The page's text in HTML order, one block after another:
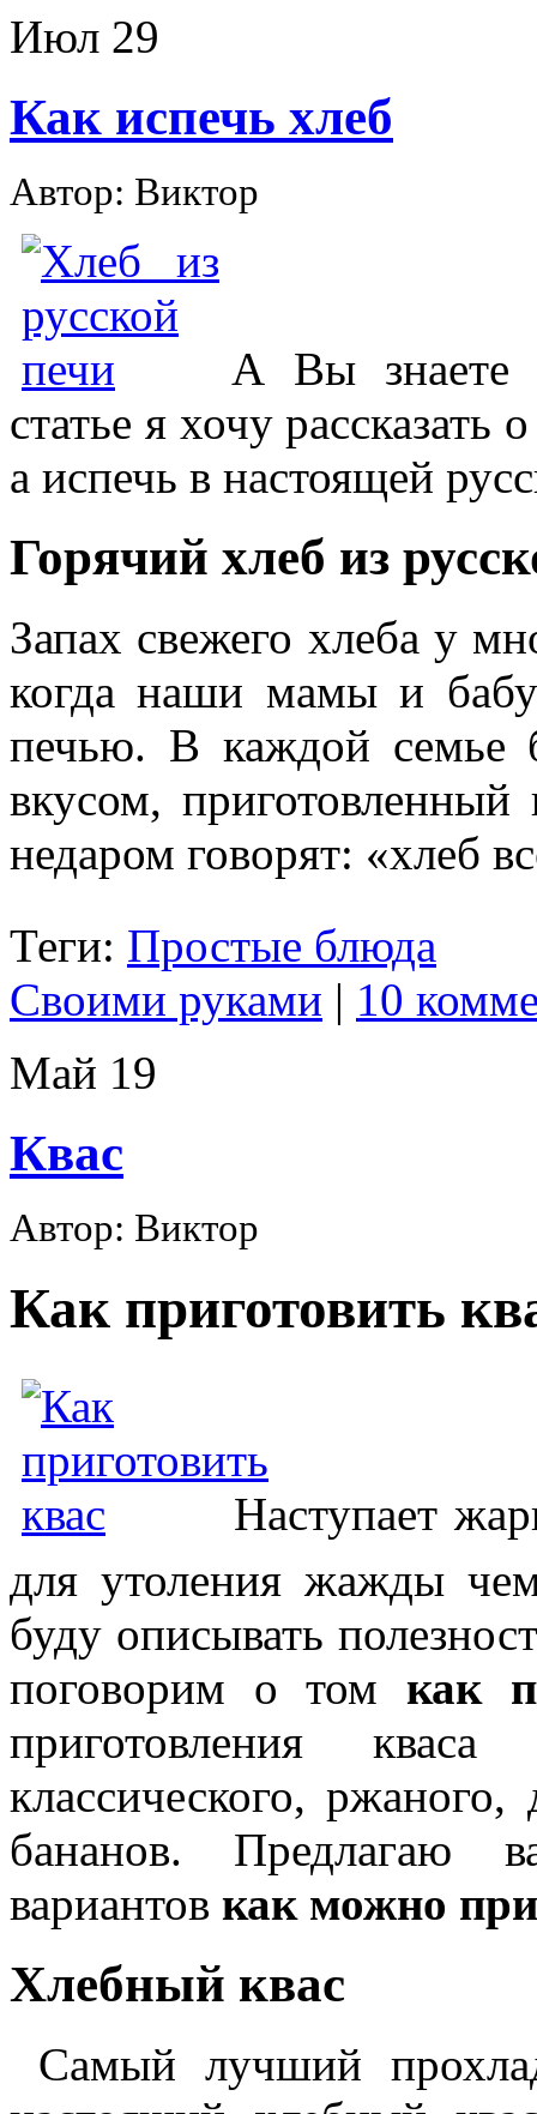
Июл 29
Как испечь хлеб
Автор: Виктор
А Вы знаете
статье я хочу рассказать
а испечь в настоящей
Горячий хлеб из
Запах свежего хлеба у
когда наши мамы и
печью. В каждой семье
вкусом,
недаром говорят: «хлеб
Теги: Простые блюда
Своими руками | 10
Май 19
Квас
Автор: Виктор
Как приготовить
Наступает
для утоления жажды
буду описывать
поговорим о томкак
приготовления
классического,
бананов. Предлагаю
вариантов как можно
Хлебный квас
Самый лучший